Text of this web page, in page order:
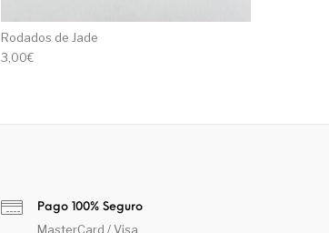
Rodados de Jade
3,00€
Pago 100% Seguro
MasterCard / Visa